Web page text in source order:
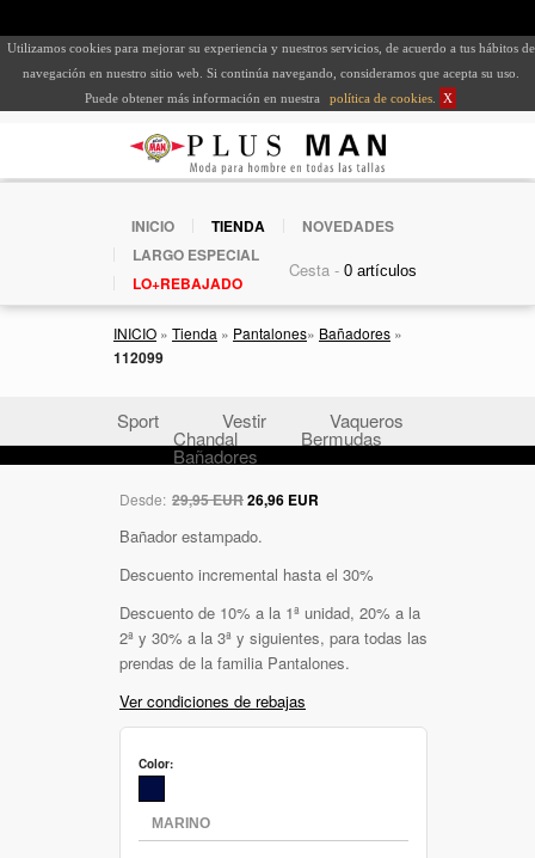
Utilizamos cookies para mejorar su experiencia y nuestros servicios, de acuerdo a tus hábitos de
navegación en nuestro sitio web. Si continúa navegando, consideramos que acepta su uso.
Puede obtener más información en nuestra
política de cookies X
INICIO TIENDA
NOVEDADES
LARGO ESPECIAL
LO+REBAJADO
Cesta -
INICIO » Tienda » Pantalones» Bañadores »
112099
Sport Vestir Vaqueros
Chandal Bermudas
Bañadores
Desde: 29,95 EUR26,96 EUR
Bañador estampado.
Descuento incremental hasta el 30%
Descuento de 10% a la 1ª unidad, 20% a la
2ª y 30% a la 3ª y siguientes, para todas las
prendas de la familia Pantalones.
Ver condiciones de rebajas
Color: